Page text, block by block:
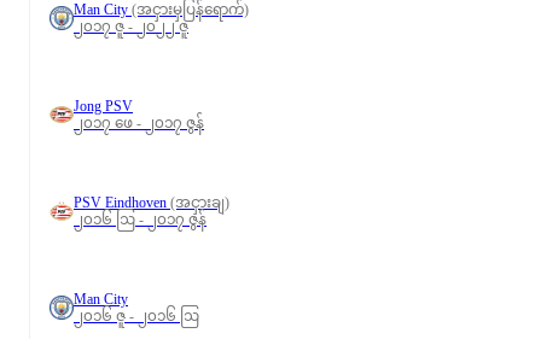
Man City (အငှားမှပြန်ရောက်)
၂၀၁၇ ဇူ - ၂၀၂၂ ဇူ
Jong PSV
၂၀၁၇ ဖေ - ၂၀၁၇ ဇွန်
PSV Eindhoven (အငှားချ)
၂၀၁၆ ဩ - ၂၀၁၇ ဇွန်
Man City
၂၀၁၆ ဇူ - ၂၀၁၆ ဩ